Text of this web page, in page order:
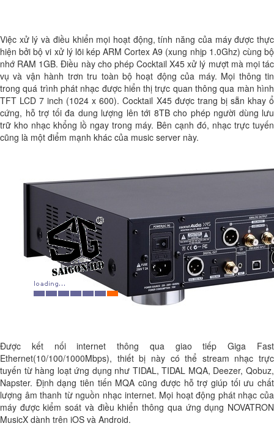
Việc xử lý và điều khiển mọi hoạt động, tính năng của máy được thực
hiện bởi bộ vi xử lý lõi kép ARM Cortex A9 (xung nhịp 1.0Ghz) cùng bộ
nhớ RAM 1GB. Điều này cho phép Cocktail X45 xử lý mượt mà mọi tác
vụ và vận hành trơn tru toàn bộ hoạt động của máy. Mọi thông tin
trong quá trình phát nhạc được hiển thị trực quan thông qua màn hình
TFT LCD 7 inch (1024 x 600). Cocktail X45 được trang bị sẵn khay ổ
cứng, hỗ trợ tối đa dung lượng lên tới 8TB cho phép người dùng lưu
trữ kho nhạc khổng lồ ngay trong máy. Bên cạnh đó, nhạc trực tuyến
cũng là một điểm mạnh khác của music server này.
Được kết nối internet thông qua giao tiếp Giga Fast
Ethernet(10/100/1000Mbps), thiết bị này có thể stream nhạc trực
tuyến từ hàng loạt ứng dụng như TIDAL, TIDAL MQA, Deezer, Qobuz,
Napster. Định dạng tiên tiến MQA cũng được hỗ trợ giúp tối ưu chất
lượng âm thanh từ nguồn nhạc internet. Mọi hoạt động phát nhạc của
máy được kiểm soát và điều khiển thông qua ứng dụng NOVATRON
MusicX dành trên iOS và Android.